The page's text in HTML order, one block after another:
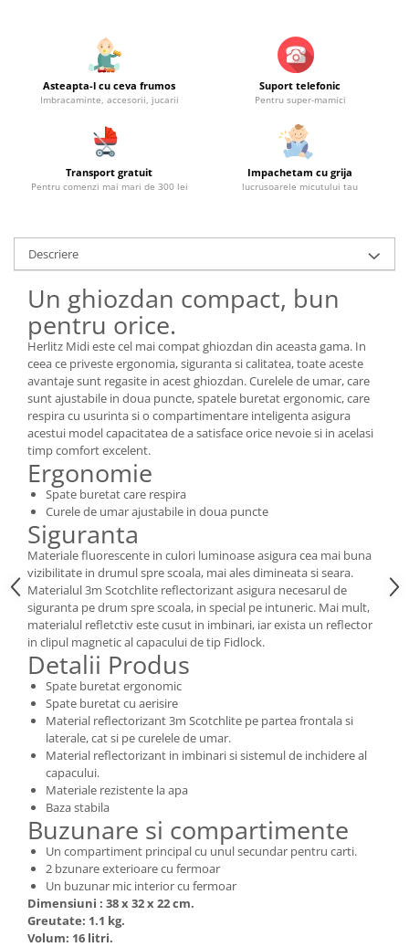
Asteapta-l cu ceva frumos
Imbracaminte, accesorii, jucarii
Suport telefonic
Pentru super-mamici
Transport gratuit
Pentru comenzi mai mari de 300 lei
Impachetam cu grija
lucrusoarele micutului tau
Descriere
Un ghiozdan compact, bun
pentru orice.
Herlitz Midi este cel mai compat ghiozdan din aceasta gama. In
ceea ce priveste ergonomia, siguranta si calitatea, toate aceste
avantaje sunt regasite in acest ghiozdan. Curelele de umar, care
sunt ajustabile in doua puncte, spatele buretat ergonomic, care
respira cu usurinta si o compartimentare inteligenta asigura
acestui model capacitatea de a satisface orice nevoie si in acelasi
timp comfort excelent.
Ergonomie
Spate buretat care respira
Curele de umar ajustabile in doua puncte
Siguranta
Materiale fluorescente in culori luminoase asigura cea mai buna
vizibilitate in drumul spre scoala, mai ales dimineata si seara.
Materialul 3m Scotchlite reflectorizant asigura necesarul de
siguranta pe drum spre scoala, in special pe intuneric. Mai mult,
materialul refletctiv este cusut in imbinari, iar exista un reflector
in clipul magnetic al capacului de tip Fidlock.
Detalii Produs
Spate buretat ergonomic
Spate buretat cu aerisire
Material reflectorizant 3m Scotchlite pe partea frontala si
laterale, cat si pe curelele de umar.
Material reflectorizant in imbinari si sistemul de inchidere al
capacului.
Materiale rezistente la apa
Baza stabila
Buzunare si compartimente
Un compartiment principal cu unul secundar pentru carti.
2 bzunare exterioare cu fermoar
Un buzunar mic interior cu fermoar
Dimensiuni : 38 x 32 x 22 cm.
Greutate: 1.1 kg.
Volum: 16 litri.